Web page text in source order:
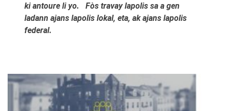
ki antoure li yo.
Fòs travay lapolis sa a gen
ladann ajans lapolis lokal, eta, ak ajans lapolis
federal.